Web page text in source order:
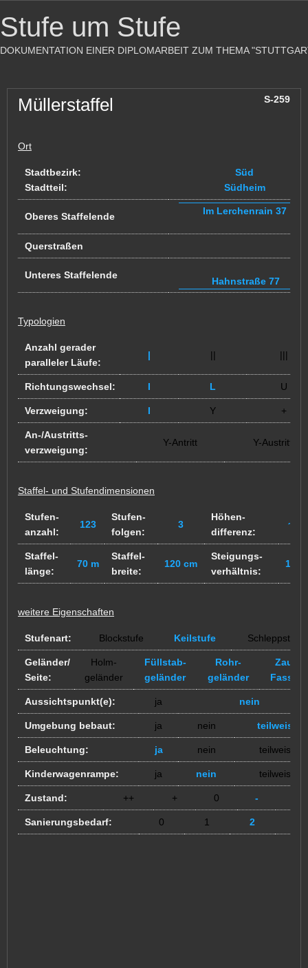
Stufe um Stufe
DOKUMENTATION EINER DIPLOMARBEIT ZUM THEMA
Müllerstaffel S-259
Ort
Stadtbezirk:
Stadtteil:
Süd
Südheim
Oberes Staffelende Im Lerchenrain 37
Querstraßen
Unteres Staffelende
Hahnstraße 77
Typologien
Anzahl gerader
paralleler Läufe:
| || |||
Richtungswechsel: I L U
Verzweigung: I Y +
An-/Austritts-
verzweigung:
Y-Antritt Y-Austritt
Staffel- und Stufendimensionen
Stufen-
anzahl:
123
Stufen-
folgen:
3
Höhen-
differenz:
~?
Staffel-
länge:
70 m
Staffel-
breite:
120 cm
Steigungs-
verhältnis:
11
weitere Eigenschaften
Stufenart: Blockstufe Keilstufe Schleppstufe
Geländer/
Seite:
Holm-
geländer
Füllstab-
geländer
Rohr-
geländer
Zaun /
Aussichtspunkt(e): ja nein
Umgebung bebaut: ja nein teilweise
Beleuchtung: ja nein teilweise
Kinderwagenrampe: ja nein teilweise
Zustand: ++ + 0 -
Sanierungsbedarf: 0 1 2